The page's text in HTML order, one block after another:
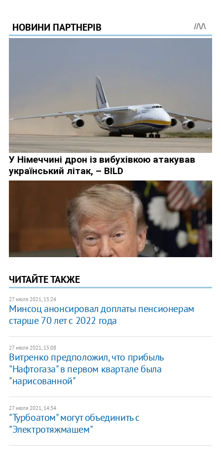
ЧИТАЙТЕ ТАКЖЕ
27 июля 2021, 15:24
Минсоц анонсировал доплаты пенсионерам
старше 70 лет с 2022 года
27 июля 2021, 15:08
​Витренко предположил, что прибыль
"Нафтогаза" в первом квартале была
"нарисованной"
27 июля 2021, 14:34
"Турбоатом" могут объединить с
"Электротяжмашем"